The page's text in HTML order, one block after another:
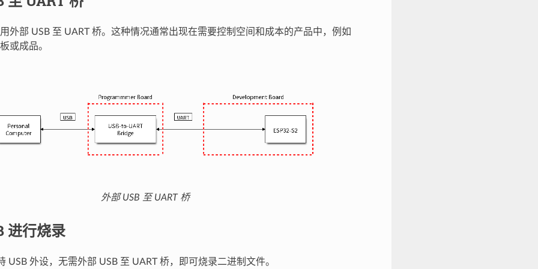
外部 USB 至 UART 桥。这种情况通常出现在需要控制空间和成本的产品中，例如
或成品。
外部 USB 至 UART 桥
进行烧录
USB 外设，无需外部 USB 至 UART 桥，即可烧录二进制文件。